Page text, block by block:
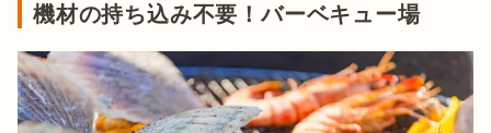
機材の持ち込み不要！バーベキュー場